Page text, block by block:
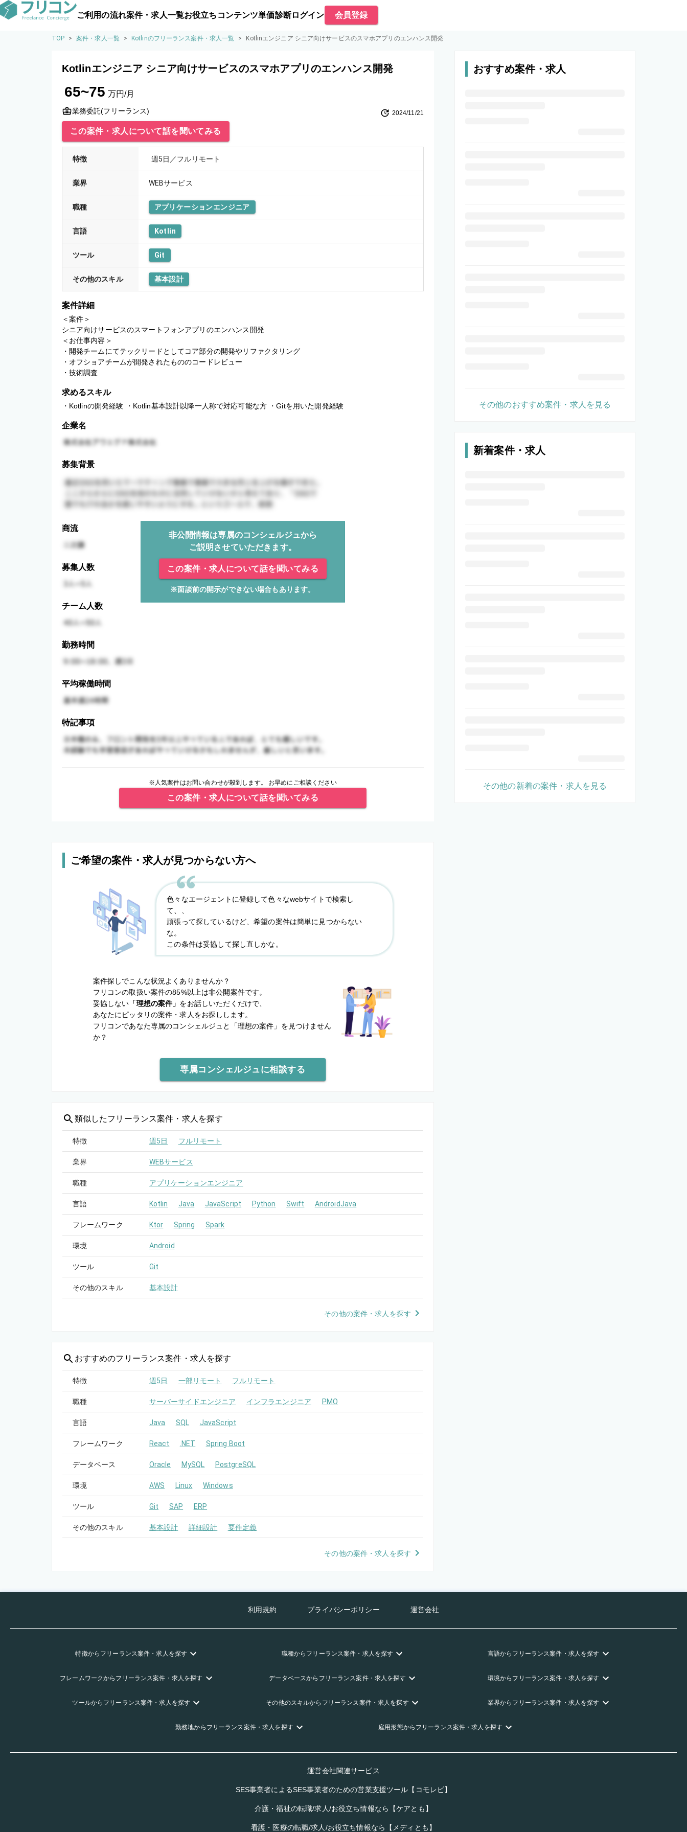
ご利用の流れ案件・求人一覧お役立ちコンテンツ単価診断ログイン 会員登録
TOP > 案件・求人一覧 > Kotlinのフリーランス案件・求人一覧 > Kotlinエンジニア シニア向けサービスのスマホアプリのエンハンス開発
Kotlinエンジニア シニア向けサービスのスマホアプリのエンハンス開発
65~75 万円/月
業務委託(フリーランス) 2024/11/21
この案件・求人について話を聞いてみる
特徴 週5日／フルリモート
業界 WEBサービス
職種 アプリケーションエンジニア
言語 Kotlin
ツール Git
その他のスキル 基本設計
案件詳細
＜案件＞
シニア向けサービスのスマートフォンアプリのエンハンス開発
＜お仕事内容＞
・開発チームにてテックリードとしてコア部分の開発やリファクタリング
・オフショアチームが開発されたもののコードレビュー
・技術調査
求めるスキル
・Kotlinの開発経験 ・Kotlin基本設計以降一人称で対応可能な方 ・Gitを用いた開発経験
企業名
募集背景
商流
非公開情報は専属のコンシェルジュから
ご説明させていただきます。
この案件・求人について話を聞いてみる
※面談前の開示ができない場合もあります。
募集人数
チーム人数
勤務時間
平均稼働時間
特記事項
※人気案件はお問い合わせが殺到します。 お早めにご相談ください
この案件・求人について話を聞いてみる
ご希望の案件・求人が見つからない方へ
色々なエージェントに登録して色々なwebサイトで検索し
て、、
頑張って探しているけど、希望の案件は簡単に見つからない
な。
この条件は妥協して探し直しかな。
案件探しでこんな状況よくありませんか？
フリコンの取扱い案件の85%以上は非公開案件です。
妥協しない 「理想の案件」 をお話しいただくだけで、
あなたにピッタリの案件・求人をお探しします。
フリコンであなた専属のコンシェルジュと
「理想の案件」を見つけません
か？
専属コンシェルジュに相談する
類似したフリーランス案件・求人を探す
特徴 週5日 フルリモート
業界 WEBサービス
職種 アプリケーションエンジニア
言語 Kotlin Java JavaScript Python Swift AndroidJava
フレームワーク Ktor Spring Spark
環境 Android
ツール Git
その他のスキル 基本設計
その他の案件・求人を探す
おすすめのフリーランス案件・求人を探す
特徴 週5日 一部リモート フルリモート
職種 サーバーサイドエンジニア インフラエンジニア PMO
言語 Java SQL JavaScript
フレームワーク React .NET Spring Boot
データベース Oracle MySQL PostgreSQL
環境 AWS Linux Windows
ツール Git SAP ERP
その他のスキル 基本設計 詳細設計 要件定義
その他の案件・求人を探す
おすすめ案件・求人
その他のおすすめ案件・求人を見る
新着案件・求人
その他の新着の案件・求人を見る
利用規約 プライバシーポリシー 運営会社
特徴からフリーランス案件・求人を探す 職種からフリーランス案件・求人を探す 言語からフリーランス案件・求人を探す
フレームワークからフリーランス案件・求人を探す データベースからフリーランス案件・求人を探す 環境からフリーランス案件・求人を探す
ツールからフリーランス案件・求人を探す その他のスキルからフリーランス案件・求人を探す 業界からフリーランス案件・求人を探す
勤務地からフリーランス案件・求人を探す 雇用形態からフリーランス案件・求人を探す
運営会社関連サービス
SES事業者によるSES事業者のための営業支援ツール【コモレビ】
介護・福祉の転職/求人/お役立ち情報なら【ケアとも】
看護・医療の転職/求人/お役立ち情報なら【メディとも】